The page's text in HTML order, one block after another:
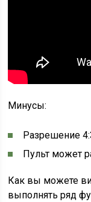
Минусы:
Разрешение
Пульт может
Как вы можете
выполнять ряд